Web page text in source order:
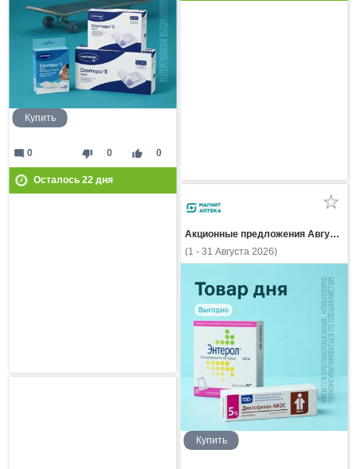
Купить
thumb_down 0 thumb_up 0
mode_comment 0
Осталось 22дня
Акционные предложения Августа
(1 - 31 Августа 2026)
Купить